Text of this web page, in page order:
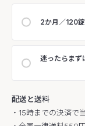
2か月／120錠
迷ったらまず
配送と送料
・15時までの決済で